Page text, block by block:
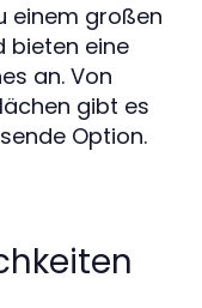
einem großen
bieten eine
an. Von
gibt es
Option.